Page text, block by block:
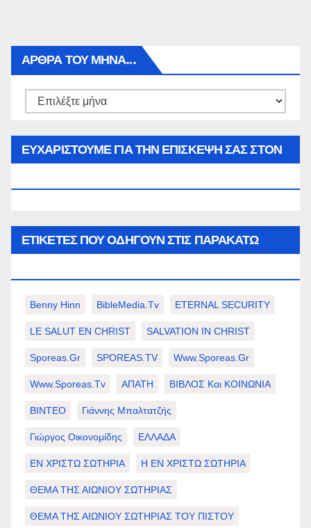
ΑΡΘΡΑ ΤΟΥ ΜΉΝΑ…
Αρθρα
ΕΥΧΑΡΙΣΤΟΥΜΕ ΓΙΑ ΤΗΝ ΕΠΙΣΚΕΨΗ ΣΑΣ ΣΤΟΝ
ΕΤΙΚΈΤΕΣ ΠΟΥ ΟΔΗΓΟΎΝ ΣΤΙΣ ΠΑΡΑΚΆΤΩ
Benny Hinn BibleMedia.tv ETERNAL SECURITY
LE SALUT EN CHRIST SALVATION IN CHRIST
Sporeas.gr SPOREAS.TV Www.sporeas.gr
Www.sporeas.tv ΑΠΑΤΗ ΒΙΒΛΟΣ Και ΚΟΙΝΩΝΙΑ
ΒΙΝΤΕΟ Γιάννης Μπαλτατζής
Γιώργος Οικονομίδης ΕΛΛΑΔΑ
ΕΝ ΧΡΙΣΤΩ ΣΩΤΗΡΙΑ Η ΕΝ ΧΡΙΣΤΩ ΣΩΤΗΡΙΑ
ΘΕΜΑ ΤΗΣ ΑΙΩΝΙΟΥ ΣΩΤΗΡΙΑΣ
ΘΕΜΑ ΤΗΣ ΑΙΩΝΙΟΥ ΣΩΤΗΡΙΑΣ ΤΟΥ ΠΙΣΤΟΥ